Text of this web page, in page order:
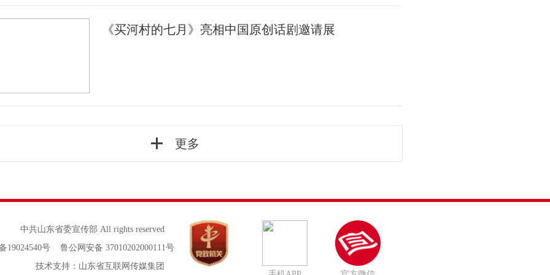
《买河村的七月》亮相中国原创话剧邀请展
更多
中共山东省委宣传部 All rights reserved
19024540号 鲁公网安备 37010202000111号
技术支持：山东省互联网传媒集团